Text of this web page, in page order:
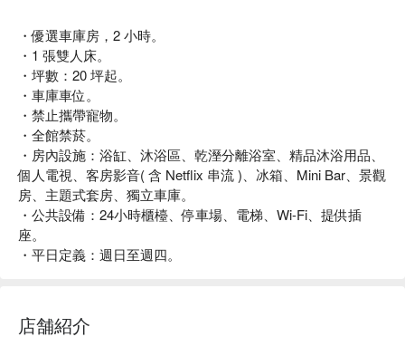
・優選車庫房，2 小時。
・1 張雙人床。
・坪數：20 坪起。
・車庫車位。
・禁止攜帶寵物。
・全館禁菸。
・房內設施：浴缸、沐浴區、乾溼分離浴室、精品沐浴用品、
個人電視、客房影音( 含 Netflix 串流 )、冰箱、Mini Bar、景觀
房、主題式套房、獨立車庫。
・公共設備：24小時櫃檯、停車場、電梯、Wi-Fi、提供插
座。
・平日定義：週日至週四。
店舗紹介